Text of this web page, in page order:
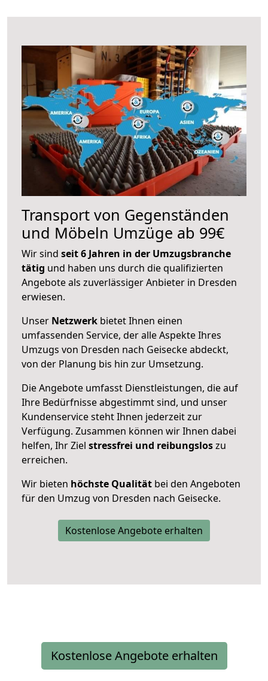
Transport von Gegenständen
und Möbeln Umzüge ab 99€
Wir sind seit 6 Jahren in der Umzugsbranche
tätig und haben uns durch die qualifizierten
Angebote als zuverlässiger Anbieter in Dresden
erwiesen.
Unser Netzwerk bietet Ihnen einen
umfassenden Service, der alle Aspekte Ihres
Umzugs von Dresden nach Geisecke abdeckt,
von der Planung bis hin zur Umsetzung.
Die Angebote umfasst Dienstleistungen, die auf
Ihre Bedürfnisse abgestimmt sind, und unser
Kundenservice steht Ihnen jederzeit zur
Verfügung. Zusammen können wir Ihnen dabei
helfen, Ihr Ziel stressfrei und reibungsloszu
erreichen.
Wir bieten höchste Qualität bei den Angeboten
für den Umzug von Dresden nach Geisecke.
Kostenlose Angebote erhalten
Kostenlose Angebote erhalten